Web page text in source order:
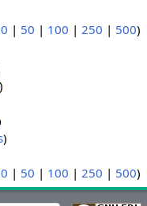
| 50 | 100 | 250 | 500)
)
)
| 50 | 100 | 250 | 500)